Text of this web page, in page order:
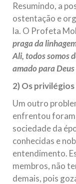
Resumindo, a
ostentação e
la. O Profeta
praga da
Ali, todos somos
amado para Deus
2) Os
Um outro
enfrentou foram
sociedade da
conhecidas e
entendimento.
membros, não
demais, pois